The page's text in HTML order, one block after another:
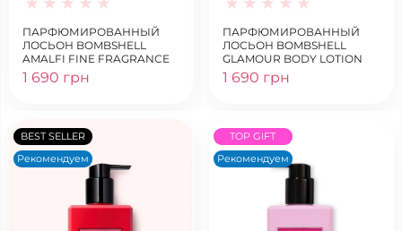
ПАРФЮМИРОВАННЫЙ
ЛОСЬОН BOMBSHELL
AMALFI FINE FRAGRANCE
LOTION
1 690 грн
ПАРФЮМИРОВАННЫЙ
ЛОСЬОН BOMBSHELL
GLAMOUR BODY LOTION
1 690 грн
BEST SELLER
Рекомендуем
TOP GIFT
Рекомендуем